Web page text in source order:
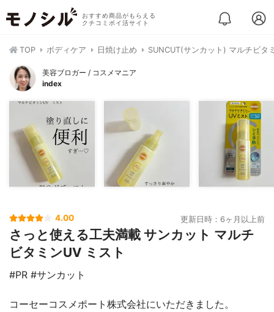
おすすめ商品がもらえる
クチコミポイ活サイト
TOP ボディケア 日焼け止め SUNCUT(サンカット) マルチビタ
美容ブロガー / コスメマニア
index
4.00 更新日時：6ヶ月以上前
さっと使える工夫満載 サンカット マルチ
ビタミンUV ミスト
#PR #サンカット
コーセーコスメポート株式会社にいただきました。